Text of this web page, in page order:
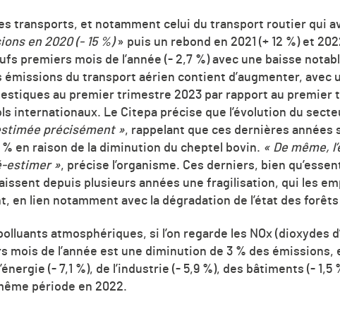
transports, et notamment celui du transport routier qui
en 2020 (- 15 %)» puis un rebond en 2021 (+ 12 %) et
premiers mois de l’année (- 2,7 %) avec une baisse
émissions du transport aérien contient d’augmenter, avec
au premier trimestre 2023 par rapport au premier
internationaux. Le Citepa précise que l’évolution du
précisément », rappelant que ces dernières années
% en raison de la diminution du cheptel bovin. « De même,
estimer », précise l’organisme. Ces derniers, bien
depuis plusieurs années une fragilisation, qui les
en lien notamment avec la dégradation de l’état des
atmosphériques, si l’on regarde les NOx (dioxydes
mois de l’année est une diminution de 3 % des émissions,
(- 7,1 %), de l’industrie (- 5,9 %), des bâtiments (-
période en 2022.